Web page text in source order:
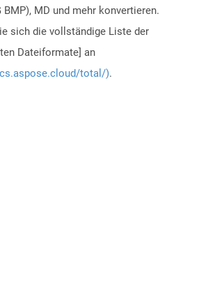
BMP), MD und mehr konvertieren.
sich die vollständige Liste der
Dateiformate] an
total/).